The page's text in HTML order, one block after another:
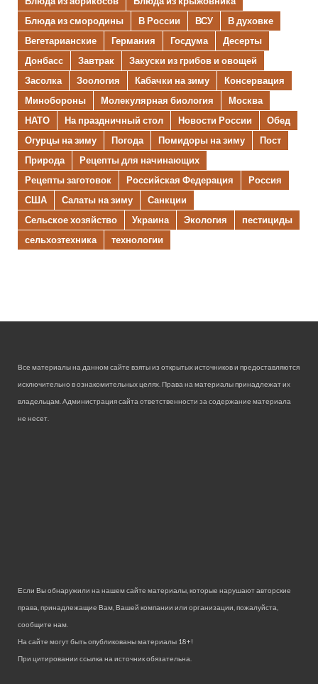
Блюда из смородины
В России ВСУ
В духовке
Вегетарианские
Германия Госдума
Десерты
Донбасс
Завтрак
Закуски из грибов и овощей
Засолка
Зоология Кабачки на зиму
Консервация
Минобороны
Молекулярная биология
Москва
НАТО
На праздничный стол Новости России
Обед
Огурцы на зиму
Погода Помидоры на зиму
Пост
Природа
Рецепты для начинающих
Рецепты заготовок
Российская Федерация
Россия
США
Салаты на зиму
Санкции
Сельское хозяйство
Украина Экология
пестициды
сельхозтехника
технологии
Все материалы на данном сайте взяты из открытых источников и предоставляются
исключительно в ознакомительных целях. Права на материалы принадлежат их
владельцам. Администрация сайта ответственности за содержание материала
не несет.
Если Вы обнаружили на нашем сайте материалы, которые нарушают авторские
права, принадлежащие Вам, Вашей компании или организации, пожалуйста,
сообщите нам.
На сайте могут быть опубликованы материалы 18+!
При цитировании ссылка на источник обязательна.